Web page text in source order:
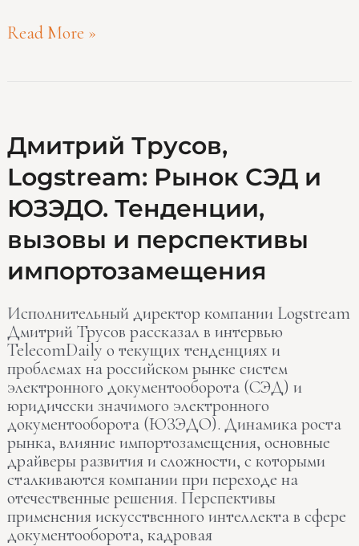
Read More »
Дмитрий Трусов,
Logstream: Рынок СЭД и
ЮЗЭДО. Тенденции,
вызовы и перспективы
импортозамещения
Исполнительный директор компании Logstream
Дмитрий Трусов рассказал в интервью
TelecomDaily о текущих тенденциях и
проблемах на российском рынке систем
электронного документооборота (СЭД) и
юридически значимого электронного
документооборота (ЮЗЭДО). Динамика роста
рынка, влияние импортозамещения, основные
драйверы развития и сложности, с которыми
сталкиваются компании при переходе на
отечественные решения. Перспективы
применения искусственного интеллекта в сфере
документооборота, кадровая
Дмитрий
Трусов,
Logstream:
Рынок
СЭД
и
ЮЗЭДО.
Тенденции,
вызовы
и
перспективы
импортозамещения